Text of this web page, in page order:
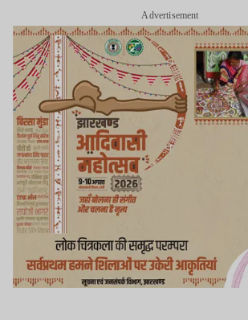
Advertisement